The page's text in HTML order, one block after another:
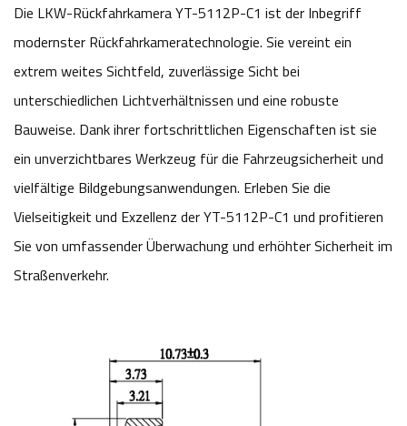
Die LKW-Rückfahrkamera YT-5112P-C1 ist der Inbegriff
modernster Rückfahrkameratechnologie. Sie vereint ein
extrem weites Sichtfeld, zuverlässige Sicht bei
unterschiedlichen Lichtverhältnissen und eine robuste
Bauweise. Dank ihrer fortschrittlichen Eigenschaften ist sie
ein unverzichtbares Werkzeug für die Fahrzeugsicherheit und
vielfältige Bildgebungsanwendungen. Erleben Sie die
Vielseitigkeit und Exzellenz der YT-5112P-C1 und profitieren
Sie von umfassender Überwachung und erhöhter Sicherheit im
Straßenverkehr.